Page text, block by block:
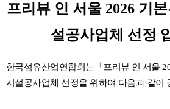
프리뷰 인 서울 2026 기
설공사업체 선정
한국섬유산업연합회는「프리뷰 인 서울
시설공사업체 선정을 위하여 다음과 같이